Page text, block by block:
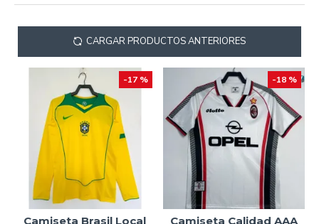
CARGAR PRODUCTOS ANTERIORES
-17 %
Camiseta Brasil Local
-18 %
Camiseta Calidad AAA